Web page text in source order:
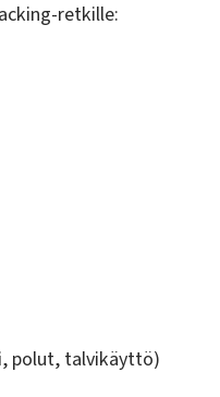
retkille:
polut, talvikäyttö)